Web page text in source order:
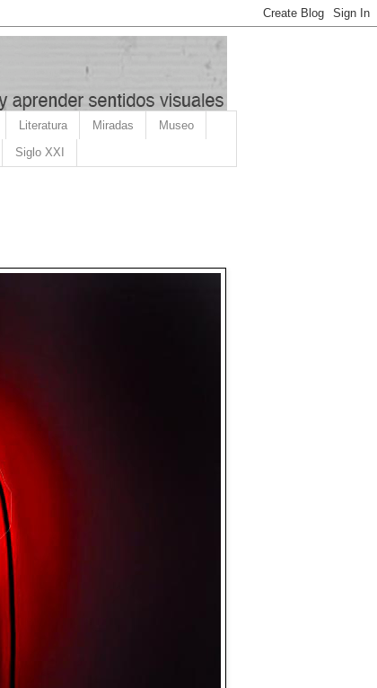
Literatura Miradas Museo
Siglo XXI